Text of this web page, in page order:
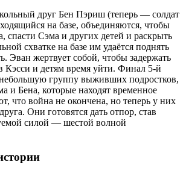
друг Бен Пэриш (теперь — солдат
на базе, объединяются, чтобы
спасти Сэма и других детей и раскрыть
схватке на базе им удаётся поднять
Эван жертвует собой, чтобы задержать
Кэсси и детям время уйти. Финал 5-й
группу выживших подростков,
и Бена, которые находят временное
что война не окончена, но теперь у них
Они готовятся дать отпор, став
силой — шестой волной